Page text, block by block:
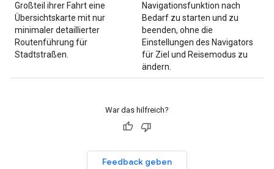
Großteil ihrer Fahrt eine
Übersichtskarte mit nur
minimaler detaillierter
Routenführung für
Stadtstraßen.
Navigationsfunktion nach
Bedarf zu starten und zu
beenden, ohne die
Einstellungen des Navigators
für Ziel und Reisemodus zu
ändern.
War das hilfreich?
Feedback geben